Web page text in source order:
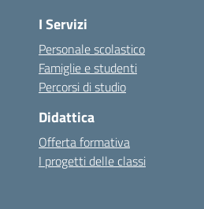
I Servizi
Personale scolastico
Famiglie e studenti
Percorsi di studio
Didattica
Offerta formativa
I progetti delle classi